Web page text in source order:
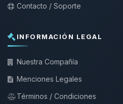
Contacto / Soporte
INFORMACIÓN LEGAL
Nuestra Compañía
Menciones Legales
Términos / Condiciones